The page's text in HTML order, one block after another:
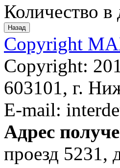
Количество в
Copyright
Copyright:
603101, г.
E-mail:
Адрес
проезд 5231,